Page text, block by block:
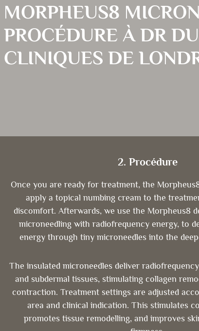
MORPHEUS8
PROCÉDURE À DR
CLINIQUES DE
2. Procédure
Once you are ready for treatment, the
apply a topical numbing cream to the
discomfort. Afterwards, we use the Morpheus8
microneedling with radiofrequency energy, to
energy through tiny microneedles into the
The insulated microneedles deliver
and subdermal tissues, stimulating collagen
contraction. Treatment settings are adjusted
area and clinical indication. This stimulates
promotes tissue remodelling, and improves